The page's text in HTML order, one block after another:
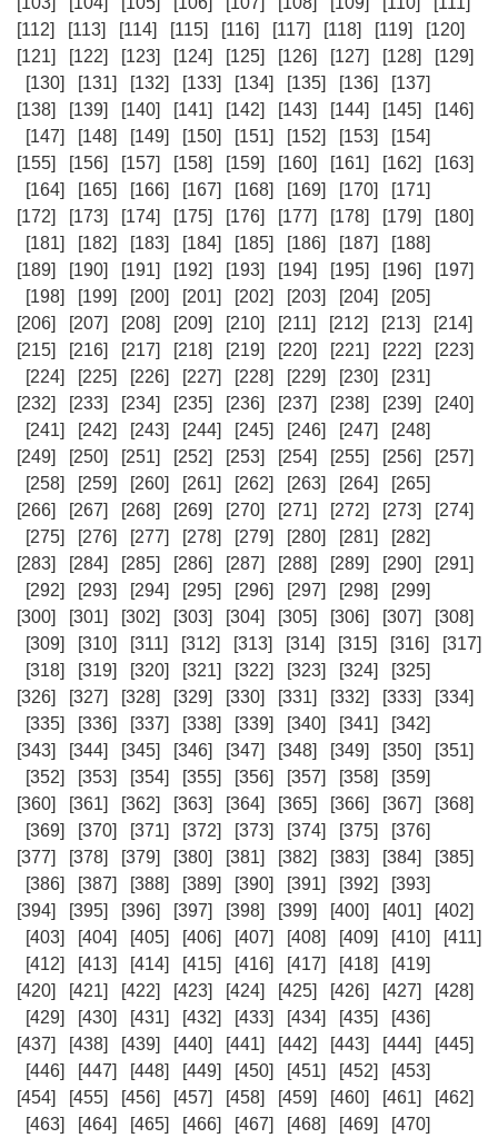
[112]
[113] [114] [115] [116] [117] [118] [119]
[120]
[121]
[122] [123] [124] [125] [126] [127] [128]
[129]
[130]
[131] [132] [133] [134] [135] [136]
[137]
[138]
[139] [140] [141] [142] [143] [144] [145]
[146]
[147]
[148] [149] [150] [151] [152] [153]
[154]
[155]
[156] [157] [158] [159] [160] [161] [162]
[163]
[164]
[165] [166] [167] [168] [169] [170]
[171]
[172]
[173] [174] [175] [176] [177] [178] [179]
[180]
[181]
[182] [183] [184] [185] [186] [187]
[188]
[189]
[190] [191] [192] [193] [194] [195] [196]
[197]
[198]
[199] [200] [201] [202] [203] [204]
[205]
[206]
[207] [208] [209] [210] [211] [212] [213]
[214]
[215]
[216] [217] [218] [219] [220] [221] [222]
[223]
[224]
[225] [226] [227] [228] [229] [230]
[231]
[232]
[233] [234] [235] [236] [237] [238] [239]
[240]
[241]
[242] [243] [244] [245] [246] [247]
[248]
[249]
[250] [251] [252] [253] [254] [255] [256]
[257]
[258]
[259] [260] [261] [262] [263] [264]
[265]
[266]
[267] [268] [269] [270] [271] [272] [273]
[274]
[275]
[276] [277] [278] [279] [280] [281]
[282]
[283]
[284] [285] [286] [287] [288] [289] [290]
[291]
[292]
[293] [294] [295] [296] [297] [298]
[299]
[300]
[301] [302] [303] [304] [305] [306] [307]
[308]
[309]
[310] [311] [312] [313] [314] [315] [316]
[317]
[318]
[319] [320] [321] [322] [323] [324]
[325]
[326]
[327] [328] [329] [330] [331] [332] [333]
[334]
[335]
[336] [337] [338] [339] [340] [341]
[342]
[343]
[344] [345] [346] [347] [348] [349] [350]
[351]
[352]
[353] [354] [355] [356] [357] [358]
[359]
[360]
[361] [362] [363] [364] [365] [366] [367]
[368]
[369]
[370] [371] [372] [373] [374] [375]
[376]
[377]
[378] [379] [380] [381] [382] [383] [384]
[385]
[386]
[387] [388] [389] [390] [391] [392]
[393]
[394]
[395] [396] [397] [398] [399] [400] [401]
[402]
[403]
[404] [405] [406] [407] [408] [409] [410]
[411]
[412]
[413] [414] [415] [416] [417] [418]
[419]
[420]
[421] [422] [423] [424] [425] [426] [427]
[428]
[429]
[430] [431] [432] [433] [434] [435]
[436]
[437]
[438] [439] [440] [441] [442] [443] [444]
[445]
[446]
[447] [448] [449] [450] [451] [452]
[453]
[454]
[455] [456] [457] [458] [459] [460] [461]
[462]
[463]
[464] [465] [466] [467] [468] [469]
[470]